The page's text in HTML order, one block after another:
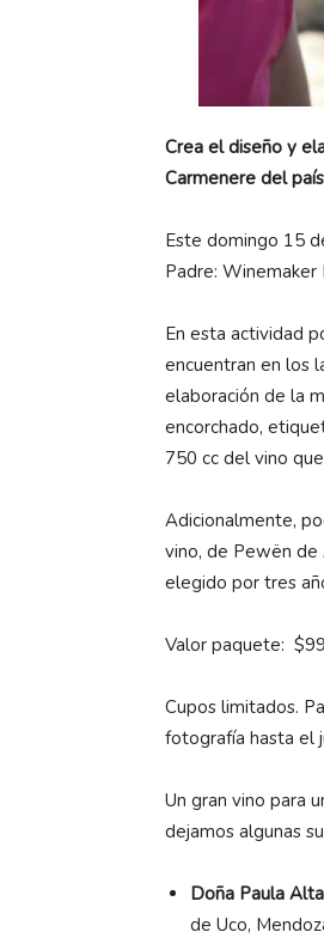
Crea el diseño y
Carmenere del
Este domingo 15
Padre: Winemaker
En esta actividad
encuentran en los
elaboración de la
encorchado,
750 cc del vino
Adicionalmente,
vino, de Pewën de
elegido por tres
Valor paquete:
Cupos limitados.
fotografía hasta el
Un gran vino para
dejamos algunas
Doña Paula
de Uco,